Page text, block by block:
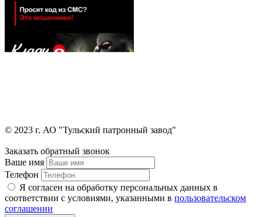
© 2023 г. АО "Тульский патронный завод"
Заказать обратный звонок
Ваше имя
Телефон
Я согласен на обработку персональных данных в
соответствии с условиями, указанными в пользовательском
соглашении